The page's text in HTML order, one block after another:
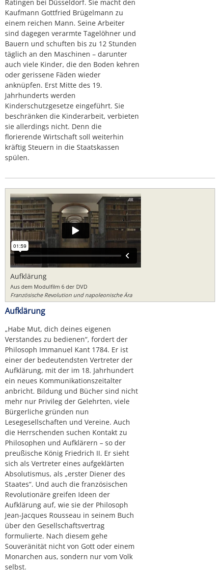
Ratingen bei Düsseldorf. Sie macht den
Kaufmann Gottfried Brügelmann zu
einem reichen Mann. Seine Arbeiter
sind dagegen verarmte Tagelöhner und
Bauern und schuften bis zu 12 Stunden
täglich an den Maschinen – darunter
auch viele Kinder, die den Boden kehren
oder gerissene Fäden wieder
anknüpfen. Erst Mitte des 19.
Jahrhunderts werden
Kinderschutzgesetze eingeführt. Sie
beschränken die Kinderarbeit, verbieten
sie allerdings nicht. Denn die
florierende Wirtschaft soll weiterhin
kräftig Steuern in die Staatskassen
spülen.
Aufklärung
Aus dem Modulfilm 6 der DVD
Französische Revolution und napoleonische Ära
Aufklärung
„Habe Mut, dich deines eigenen
Verstandes zu bedienen“, fordert der
Philosoph Immanuel Kant 1784. Er ist
einer der bedeutendsten Vertreter der
Aufklärung, mit der im 18. Jahrhundert
ein neues Kommunikationszeitalter
anbricht. Bildung und Bücher sind nicht
mehr nur Privileg der Gelehrten, viele
Bürgerliche gründen nun
Lesegesellschaften und Vereine. Auch
die Herrschenden suchen Kontakt zu
Philosophen und Aufklärern – so der
preußische König Friedrich II. Er sieht
sich als Vertreter eines aufgeklärten
Absolutismus, als „erster Diener des
Staates“. Und auch die französischen
Revolutionäre greifen Ideen der
Aufklärung auf, wie sie der Philosoph
Jean-Jacques Rousseau in seinem Buch
über den Gesellschaftsvertrag
formulierte. Nach diesem gehe
Souveränität nicht von Gott oder einem
Monarchen aus, sondern nur vom Volk
selbst.